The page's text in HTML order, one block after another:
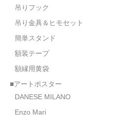
吊りフック
吊り金具＆ヒモセット
簡単スタンド
額装テープ
額縁用黄袋
■アートポスター
DANESE MILANO
Enzo Mari